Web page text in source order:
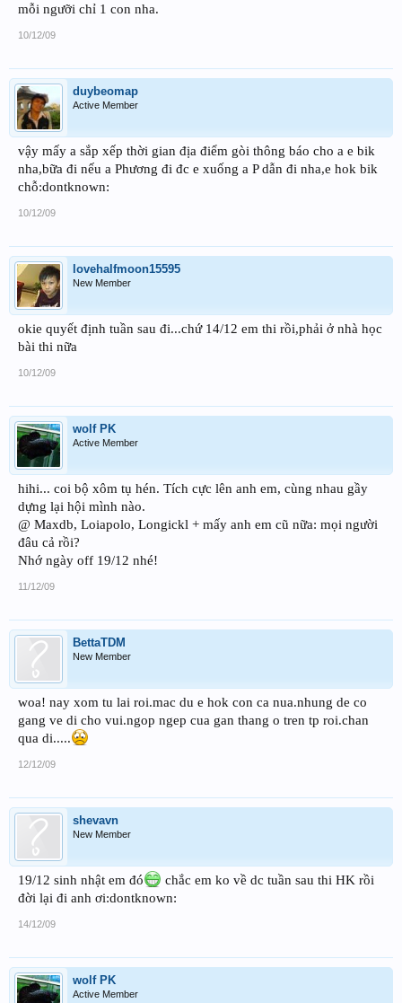
mỗi ngưỡi chỉ 1 con nha.
10/12/09
duybeomap
Active Member
vậy mấy a sắp xếp thời gian địa điểm gòi thông báo cho a e bik
nha,bữa đi nếu a Phương đi đc e xuống a P dẫn đi nha,e hok bik
chỗ:dontknown:
10/12/09
lovehalfmoon15595
New Member
okie quyết định tuần sau đi...chứ 14/12 em thi rồi,phải ở nhà học
bài thi nữa
10/12/09
wolf PK
Active Member
hihi... coi bộ xôm tụ hén. Tích cực lên anh em, cùng nhau gầy
dựng lại hội mình nào.
@ Maxdb, Loiapolo, Longickl + mấy anh em cũ nữa: mọi người
đâu cả rồi?
Nhớ ngày off 19/12 nhé!
11/12/09
BettaTDM
New Member
woa! nay xom tu lai roi.mac du e hok con ca nua.nhung de co
gang ve di cho vui.ngop ngep cua gan thang o tren tp roi.chan
qua di.....
12/12/09
shevavn
New Member
19/12 sinh nhật em đó
chắc em ko về dc tuần sau thi HK rồi
đời lại đi anh ơi:dontknown:
14/12/09
wolf PK
Active Member